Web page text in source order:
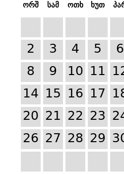
ორშ სამ ოთხ ხუთ
2
3 4 5 6
8
9 10 11
14 15 16 17
20 21 22 23
26 27 28 29